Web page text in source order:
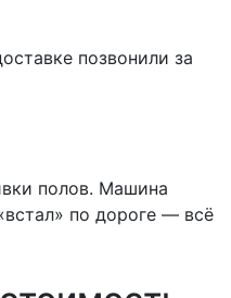
позвонили за
полов. Машина
по дороге — всё